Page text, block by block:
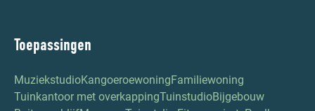
Toepassingen
MuziekstudioKangoeroewoningFamiliewoning
Tuinkantoor met overkappingTuinstudioBijgebouw